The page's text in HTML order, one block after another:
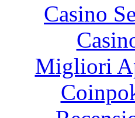
Casino
Migliori